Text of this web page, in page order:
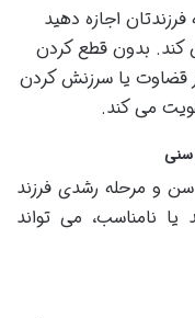
فرزندتان اجازه دهید
کند. بدون قطع کردن
یا سرزنش کردن
می کند.
و مرحله رشدی فرزند
نامناسب، می تواند